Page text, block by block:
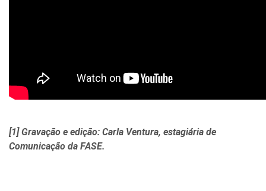
[1] Gravação e edição: Carla Ventura, estagiária de
Comunicação da FASE.